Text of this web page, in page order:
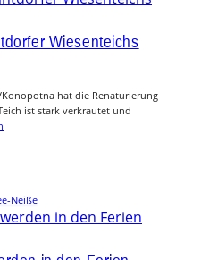
Wiesenteichs
hat die Renaturierung
ist stark verkrautet und
Neiße